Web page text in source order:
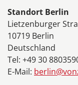
Standort Berlin
Lietzenburger
10719 Berlin
Deutschland
Tel: +49 30
E-Mail: